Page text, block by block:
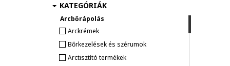
KATEGÓRIÁK
Arcbőrápolás
Arckrémek
Bőrkezelések és szérumok
Arctisztító termékek